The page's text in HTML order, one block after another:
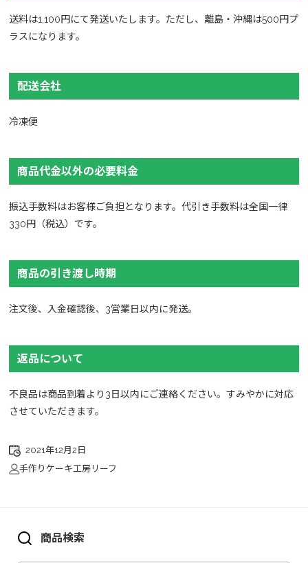
送料は1,100円にて発送いたします。ただし、離島・沖縄は500円プ
ラスになります。
配送会社
冷凍便
商品代金以外の必要料金
振込手数料はお客様ご負担となります。代引き手数料は全国一律
330円（税込）です。
商品の引き渡し時期
注文後、入金確認後、3営業日以内に発送。
返品について
不良品は商品到着より3日以内にご連絡ください。すみやかに対応
させていただきます。
2021年12月2日
手作りケーキ工房リーフ
商品検索